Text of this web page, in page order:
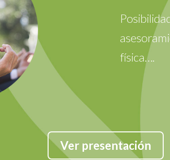
física….
Ver presentación